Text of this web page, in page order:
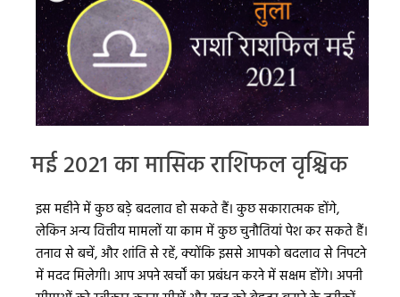
मई 2021 का मासिक राशिफल वृश्चिक
इस महीने में कुछ बड़े बदलाव हो सकते हैं। कुछ सकारात्मक होंगे,
लेकिन अन्य वित्तीय मामलों या काम में कुछ चुनौतियां पेश कर सकते हैं।
तनाव से बचें, और शांति से रहें, क्योंकि इससे आपको बदलाव से निपटने
में मदद मिलेगी। आप अपने खर्चों का प्रबंधन करने में सक्षम होंगे। अपनी